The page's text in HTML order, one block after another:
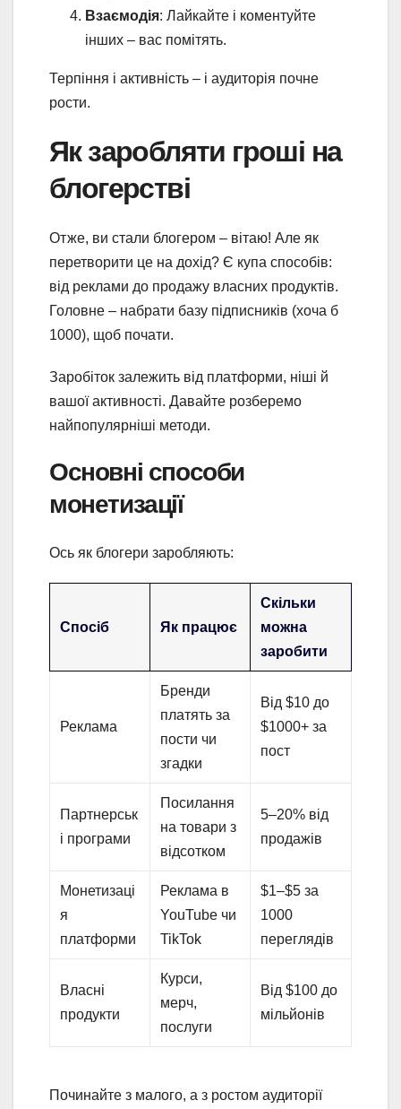
Взаємодія: Лайкайте і коментуйте
інших – вас помітять.
Терпіння і активність – і аудиторія почне
рости.
Як заробляти гроші на
блогерстві
Отже, ви стали блогером – вітаю! Але як
перетворити це на дохід? Є купа способів:
від реклами до продажу власних продуктів.
Головне – набрати базу підписників (хоча б
1000), щоб почати.
Заробіток залежить від платформи, ніші й
вашої активності. Давайте розберемо
найпопулярніші методи.
Основні способи
монетизації
Ось як блогери заробляють:
Спосіб Як працює
Скільки
можна
заробити
Реклама
Бренди
платять за
пости чи
згадки
Від $10 до
$1000+ за
пост
Партнерськ
і програми
Посилання
на товари з
відсотком
5–20% від
продажів
Монетизаці
я
платформи
Реклама в
YouTube чи
TikTok
$1–$5 за
1000
переглядів
Власні
продукти
Курси,
мерч,
послуги
Від $100 до
мільйонів
Починайте з малого, а з ростом аудиторії